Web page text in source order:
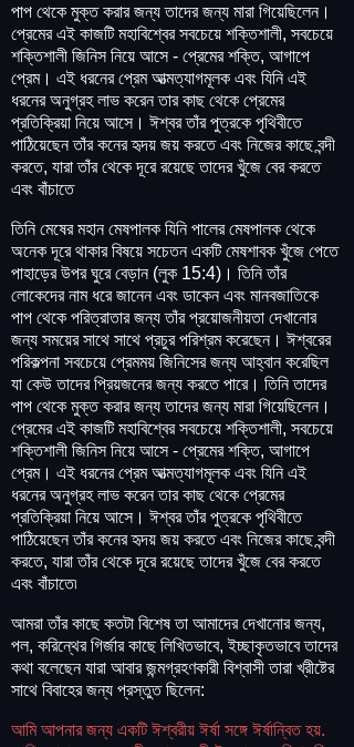
পাপ থেকে মুক্ত করার জন্য তাদের জন্য মারা গিয়েছিলেন।
প্রেমের এই কাজটি মহাবিশ্বের সবচেয়ে শক্তিশালী, সবচেয়ে
শক্তিশালী জিনিস নিয়ে আসে - প্রেমের শক্তি, আগাপে
প্রেম। এই ধরনের প্রেম আত্মত্যাগমূলক এবং যিনি এই
ধরনের অনুগ্রহ লাভ করেন তার কাছ থেকে প্রেমের
প্রতিক্রিয়া নিয়ে আসে। ঈশ্বর তাঁর পুত্রকে পৃথিবীতে
পাঠিয়েছেন তাঁর কনের হৃদয় জয় করতে এবং নিজের কাছে বন্দী
করতে, যারা তাঁর থেকে দূরে রয়েছে তাদের খুঁজে বের করতে
এবং বাঁচাতে
তিনি মেষের মহান মেষপালক যিনি পালের মেষপালক থেকে
অনেক দূরে থাকার বিষয়ে সচেতন একটি মেষশাবক খুঁজে পেতে
পাহাড়ের উপর ঘুরে বেড়ান (লুক 15:4)। তিনি তাঁর
লোকেদের নাম ধরে জানেন এবং ডাকেন এবং মানবজাতিকে
পাপ থেকে পরিত্রাতার জন্য তাঁর প্রয়োজনীয়তা দেখানোর
জন্য সময়ের সাথে সাথে প্রচুর পরিশ্রম করেছেন। ঈশ্বরের
পরিকল্পনা সবচেয়ে প্রেমময় জিনিসের জন্য আহ্বান করেছিল
যা কেউ তাদের প্রিয়জনের জন্য করতে পারে। তিনি তাদের
পাপ থেকে মুক্ত করার জন্য তাদের জন্য মারা গিয়েছিলেন।
প্রেমের এই কাজটি মহাবিশ্বের সবচেয়ে শক্তিশালী, সবচেয়ে
শক্তিশালী জিনিস নিয়ে আসে - প্রেমের শক্তি, আগাপে
প্রেম। এই ধরনের প্রেম আত্মত্যাগমূলক এবং যিনি এই
ধরনের অনুগ্রহ লাভ করেন তার কাছ থেকে প্রেমের
প্রতিক্রিয়া নিয়ে আসে। ঈশ্বর তাঁর পুত্রকে পৃথিবীতে
পাঠিয়েছেন তাঁর কনের হৃদয় জয় করতে এবং নিজের কাছে বন্দী
করতে, যারা তাঁর থেকে দূরে রয়েছে তাদের খুঁজে বের করতে
এবং বাঁচাতে৷
আমরা তাঁর কাছে কতটা বিশেষ তা আমাদের দেখানোর জন্য,
পল, করিন্থের গির্জার কাছে লিখিতভাবে, ইচ্ছাকৃতভাবে তাদের
কথা বলেছেন যারা আবার জন্মগ্রহণকারী বিশ্বাসী তারা খ্রীষ্টের
সাথে বিবাহের জন্য প্রস্তুত ছিলেন:
আমি আপনার জন্য একটি ঈশ্বরীয় ঈর্ষা সঙ্গে ঈর্ষান্বিত হয়.